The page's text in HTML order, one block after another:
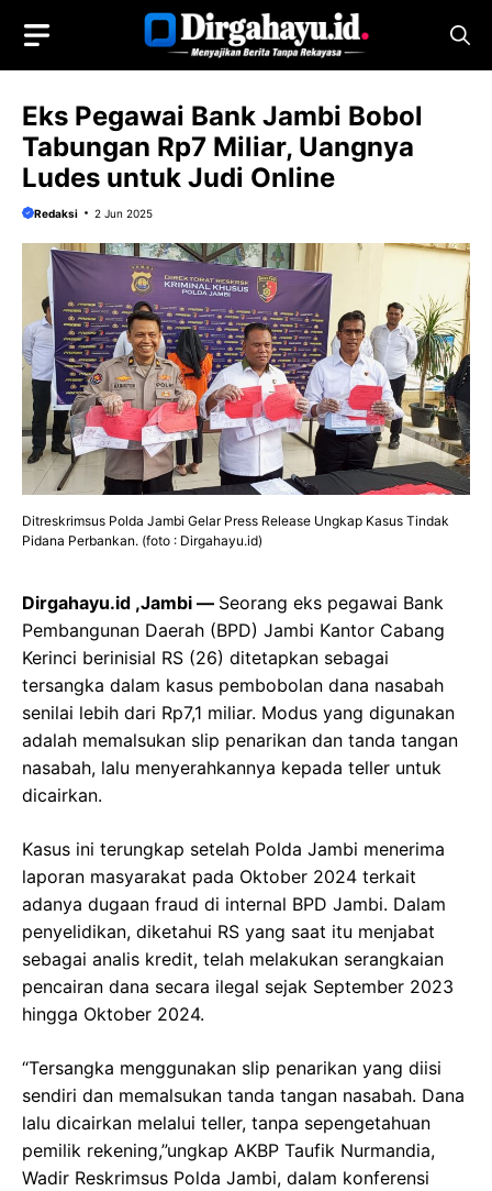
isi
Eks Pegawai Bank Jambi Bobol
Tabungan Rp7 Miliar, Uangnya
Ludes untuk Judi Online
Redaksi 2 Jun 2025
Ditreskrimsus Polda Jambi Gelar Press Release Ungkap Kasus Tindak
Pidana Perbankan. (foto : Dirgahayu.id)
Dirgahayu.id ,Jambi — Seorang eks pegawai Bank
Pembangunan Daerah (BPD) Jambi Kantor Cabang
Kerinci berinisial RS (26) ditetapkan sebagai
tersangka dalam kasus pembobolan dana nasabah
senilai lebih dari Rp7,1 miliar. Modus yang digunakan
adalah memalsukan slip penarikan dan tanda tangan
nasabah, lalu menyerahkannya kepada teller untuk
dicairkan.
Kasus ini terungkap setelah Polda Jambi menerima
laporan masyarakat pada Oktober 2024 terkait
adanya dugaan fraud di internal BPD Jambi. Dalam
penyelidikan, diketahui RS yang saat itu menjabat
sebagai analis kredit, telah melakukan serangkaian
pencairan dana secara ilegal sejak September 2023
hingga Oktober 2024.
“Tersangka menggunakan slip penarikan yang diisi
sendiri dan memalsukan tanda tangan nasabah. Dana
lalu dicairkan melalui teller, tanpa sepengetahuan
pemilik rekening,”ungkap AKBP Taufik Nurmandia,
Wadir Reskrimsus Polda Jambi, dalam konferensi